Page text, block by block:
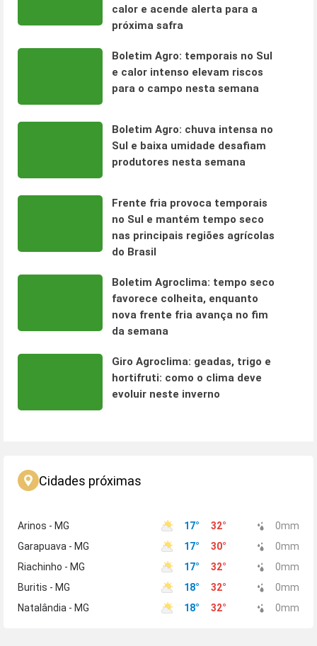
calor e acende alerta para a
próxima safra
Boletim Agro: temporais no Sul
e calor intenso elevam riscos
para o campo nesta semana
Boletim Agro: chuva intensa no
Sul e baixa umidade desafiam
produtores nesta semana
Frente fria provoca temporais
no Sul e mantém tempo seco
nas principais regiões agrícolas
do Brasil
Boletim Agroclima: tempo seco
favorece colheita, enquanto
nova frente fria avança no fim
da semana
Giro Agroclima: geadas, trigo e
hortifruti: como o clima deve
evoluir neste inverno
Cidades próximas
Arinos - MG 17° 32° 0mm
Garapuava - MG
17° 30° 0mm
Riachinho - MG
17° 32° 0mm
Buritis - MG
18° 32° 0mm
Natalândia - MG
18° 32° 0mm